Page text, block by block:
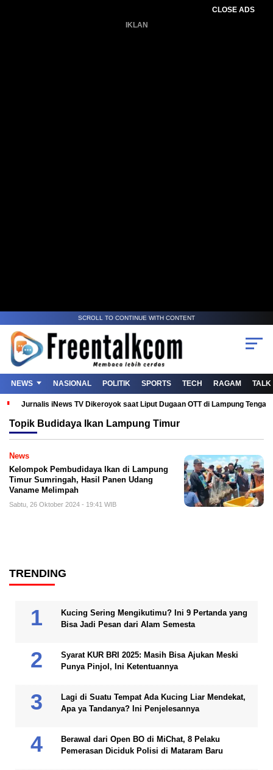
CLOSE ADS
IKLAN
SCROLL TO CONTINUE WITH CONTENT
NEWS NASIONAL POLITIK SPORTS TECH RAGAM TALK
Jurnalis iNews TV Dikeroyok saat Liput Dugaan OTT di Lampung
Topik Budidaya Ikan Lampung Timur
News
Kelompok Pembudidaya Ikan di Lampung
Timur Sumringah, Hasil Panen Udang
Vaname Melimpah
Sabtu, 26 Oktober 2024 - 19:41 WIB
TRENDING
Kucing Sering Mengikutimu? Ini 9 Pertanda yang
Bisa Jadi Pesan dari Alam Semesta
Syarat KUR BRI 2025: Masih Bisa Ajukan Meski
Punya Pinjol, Ini Ketentuannya
Lagi di Suatu Tempat Ada Kucing Liar Mendekat,
Apa ya Tandanya? Ini Penjelesannya
Berawal dari Open BO di MiChat, 8 Pelaku
Pemerasan Diciduk Polisi di Mataram Baru